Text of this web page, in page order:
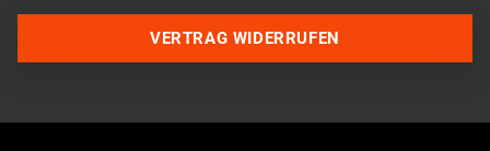
Über WhatsApp schreiben
VERTRAG WIDERRUFEN